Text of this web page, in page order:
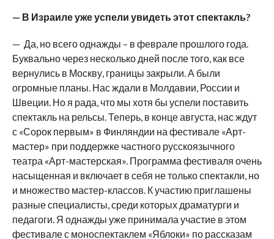
— В Израилеуже успели увидеть этот спектакль?
— Да, но всего однажды – в феврале прошлого года.
Буквально через несколько дней после того, как все
вернулись в Москву, границы закрыли. А были
огромные планы. Нас ждали в Молдавии, России и
Швеции. Но я рада, что мы хотя бы успели поставить
спектакль на рельсы. Теперь, в конце августа, нас ждут
с «Сорок первым» в Финляндии на фестивале «Арт-
мастер» при поддержке частного русскоязычного
театра «Арт-мастерская». Программа фестиваля очень
насыщенная и включает в себя не только спектакли, но
и множество мастер-классов. К участию приглашены
разные специалисты, среди которых драматурги и
педагоги. Я однажды уже принимала участие в этом
фестивале с моноспектаклем «Яблоки» по рассказам